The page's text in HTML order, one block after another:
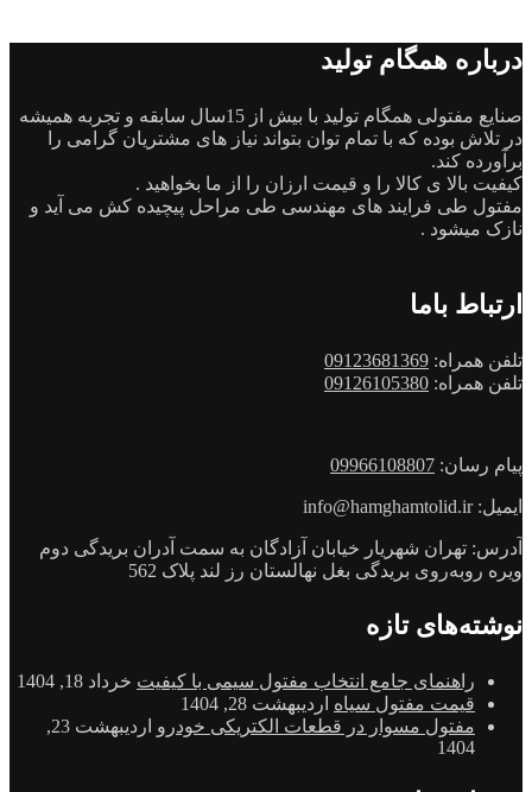
درباره همگام تولید
صنایع مفتولی همگام تولید با بیش از 15سال سابقه و تجربه همیشه
در تلاش بوده که با تمام توان بتواند نیاز های مشتریان گرامی را
برآورده کند.
کیفیت بالا ی کالا را و قیمت ارزان را از ما بخواهید .
مفتول طی فرایند های مهندسی طی مراحل پیچیده کش می آید و
نازک میشود .
ارتباط باما
تلفن همراه: 09123681369
تلفن همراه: 09126105380
پیام رسان: 09966108807
ایمیل: info@hamghamtolid.ir
آدرس: تهران شهریار خیابان آزادگان به سمت آدران بریدگی دوم
ویره روبه‌روی بریدگی بغل نهالستان رز لند پلاک 562
نوشته‌های تازه
راهنمای جامع انتخاب مفتول سیمی با کیفیت خرداد 18, 1404
قیمت مفتول سیاه اردیبهشت 28, 1404
مفتول مسوار در قطعات الکتریکی خودرو
اردیبهشت 23,
1404